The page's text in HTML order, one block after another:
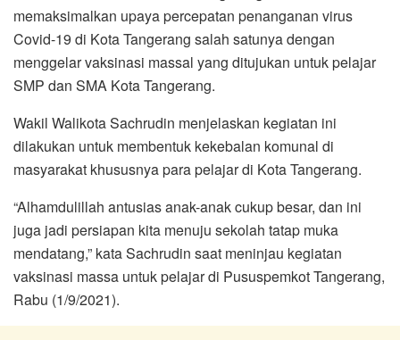
memaksimalkan upaya percepatan penanganan virus
Covid-19 di Kota Tangerang salah satunya dengan
menggelar vaksinasi massal yang ditujukan untuk pelajar
SMP dan SMA Kota Tangerang.
Wakil Walikota Sachrudin menjelaskan kegiatan ini
dilakukan untuk membentuk kekebalan komunal di
masyarakat khususnya para pelajar di Kota Tangerang.
“Alhamdulillah antusias anak-anak cukup besar, dan ini
juga jadi persiapan kita menuju sekolah tatap muka
mendatang,” kata Sachrudin saat meninjau kegiatan
vaksinasi massa untuk pelajar di Pususpemkot Tangerang,
Rabu (1/9/2021).